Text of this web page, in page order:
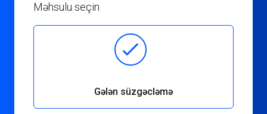
Məhsulu seçin
Gələn süzgəcləmə